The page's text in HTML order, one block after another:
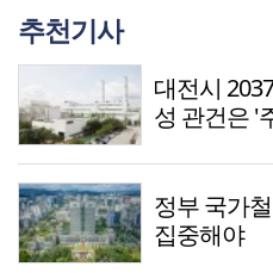
추천기사
대전시
성 관건은 '
정부 국가
집중해야